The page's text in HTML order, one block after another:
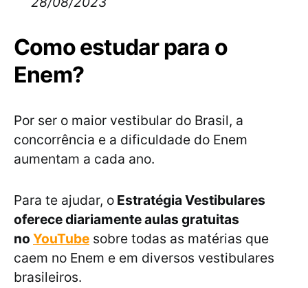
Como estudar para o
Enem?
Por ser o maior vestibular do Brasil, a
concorrência e a dificuldade do Enem
aumentam a cada ano.
Para te ajudar, o Estratégia Vestibulares
oferece diariamente aulas gratuitas
no YouTube sobre todas as matérias que
caem no Enem e em diversos vestibulares
brasileiros.